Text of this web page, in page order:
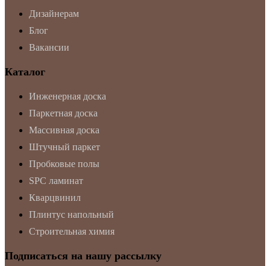
Дизайнерам
Блог
Вакансии
Каталог
Инженерная доска
Паркетная доска
Массивная доска
Штучный паркет
Пробковые полы
SPC ламинат
Кварцвинил
Плинтус напольный
Строительная химия
Подписаться на нашу рассылку